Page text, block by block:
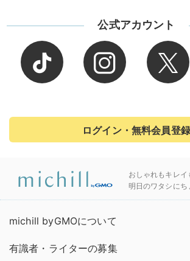
公式アカウント
ログイン・無料会員登録
おしゃれもキレイ
明日のワタシにち
michill byGMOについて
有識者・ライターの募集